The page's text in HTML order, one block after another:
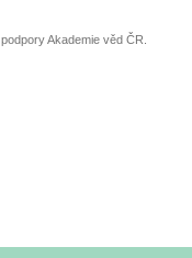
Akademie věd ČR.